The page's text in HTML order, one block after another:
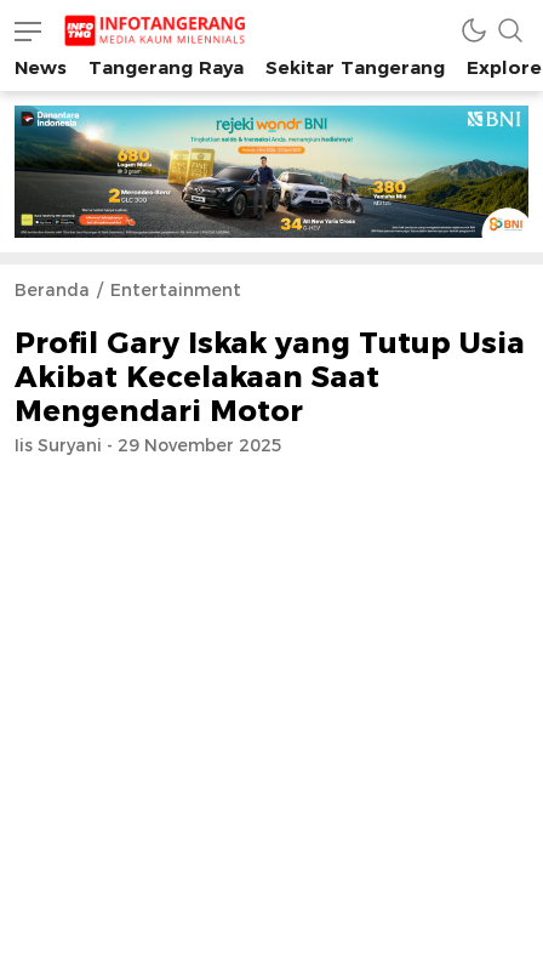
INFO TANGERANG
Media Kaum Millenials Tangerang Raya
News Tangerang Raya Sekitar Tangerang
Beranda Entertainment
Profil Gary Iskak yang Tutup Usia
Akibat Kecelakaan Saat
Mengendari Motor
Iis Suryani - 29 November 2025